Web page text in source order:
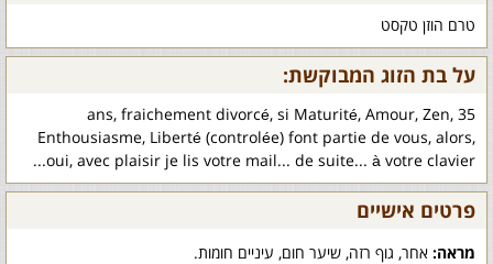
טרם הוזן טקסט
על בת הזוג המבוקשת:
35 ans, fraichement divorcé, si Maturité, Amour, Zen,
Enthousiasme, Liberté (controlée) font partie de vous, alors,
oui, avec plaisir je lis votre mail... de suite... à votre clavier...
פרטים אישיים
מראה: אחר, גוף רזה, שיער חום, עיניים חומות.